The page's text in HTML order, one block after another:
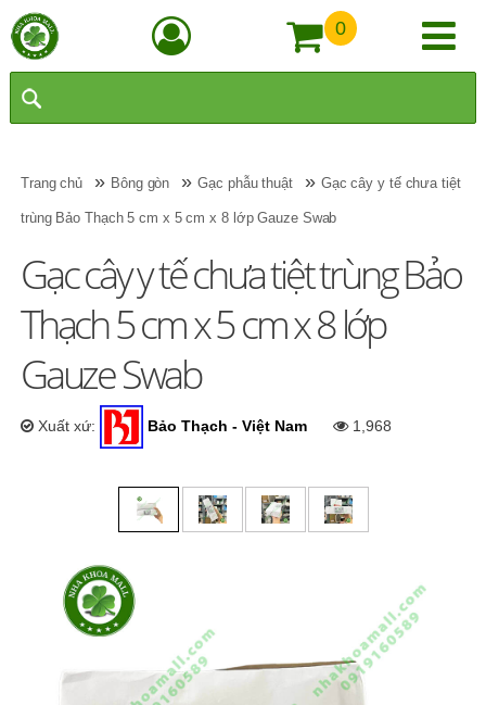
0
Trang chủ » Bông gòn »Gạc phẫu thuật » Gạc cây y tế chưa tiệt
trùng Bảo Thạch 5 cm x 5 cm x 8 lớp Gauze Swab
Gạc cây y tế chưa tiệt trùng Bảo
Thạch 5 cm x 5 cm x 8 lớp
Gauze Swab
Xuất xứ: Bảo Thạch - Việt Nam 1,968